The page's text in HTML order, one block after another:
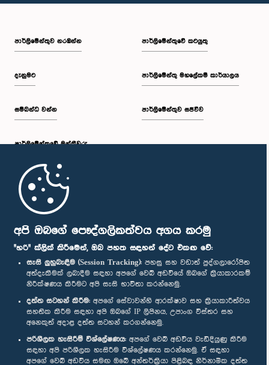
අපි ඔබගේ පෞද්ගලිකත්වය අගය කරමු
"හරි" ක්ලික් කිරීමෙන්, ඔබ පහත සඳහන් දේට එකඟ වේ:
සැසි ලුහුබැඳීම (Session Tracking): පහසු සහ වඩාත් පුද්ගලාරෝපිත
අත්දැකීමක් ලබාදීම සඳහා අපගේ වෙබ් අඩවියේ ඔබගේ ක්‍රියාකාරකම්
නිරීක්ෂණය කිරීමට අපි සැසි භාවිතා කරන්නෙමු.
දත්ත සටහන් කිරීම: අපගේ සේවාවන්හි ආරක්ෂාව සහ ක්‍රියාකාරීත්වය
සහතික කිරීම සඳහා අපි ඔබගේ IP ලිපිනය, උපාංග විස්තර සහ
අනෙකුත් අදාළ දත්ත සටහන් කරගන්නෙමු.
පරිශීලක හැසිරීම් විශ්ලේෂණය: අපගේ වෙබ් අඩවිය වැඩිදියුණු කිරීම
සඳහා අපි පරිශීලක හැසිරීම විශ්ලේෂණය කරන්නෙමු. ඒ සඳහා
අපගේ වෙබ් අඩවිය සමඟ ඔබේ අන්තර්ක්‍රියා පිළිබඳ නිර්නාමික දත්ත
පාර්ලි‌මේන්තුව නරඹන්න
දැනුමට
සම්බන්ධ වන්න
පාර්ලි‌මේන්තුවේ මන්ත්‍රීවරු
මුල් පිටුව
පාර්ලිමේන්තුවේ කටයුතු
පාර්ලිමේන්තු මහලේකම් කාර්යාලය
පාර්ලිමේන්තුව සජීවීව
පාර්ලිමේන්තු ජංගම යෙදුම
අප හා සම්බන්ධ වී සිටින්න :
සම්මාන